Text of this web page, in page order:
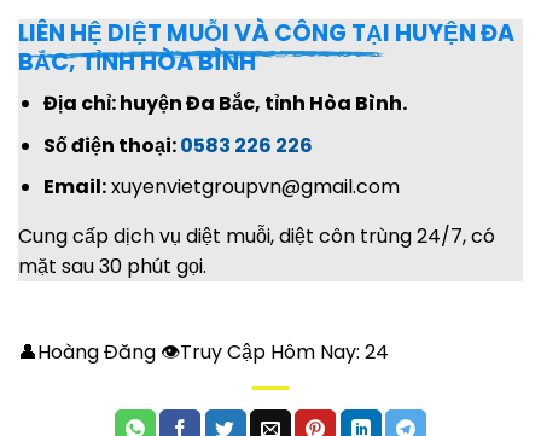
LIÊN HỆ DIỆT MUỖI VÀ CÔNG TẠI HUYỆN ĐA
BẮC, TỈNH HÒA BÌNH
Địa chỉ: huyện Đa Bắc, tỉnh Hòa Bình.
Số điện thoại:0583 226 226
Email:xuyenvietgroupvn@gmail.com
Cung cấp dịch vụ diệt muỗi, diệt côn trùng 24/7, có
mặt sau 30 phút gọi.
👤Hoàng Đăng 👁Truy Cập Hôm Nay: 24